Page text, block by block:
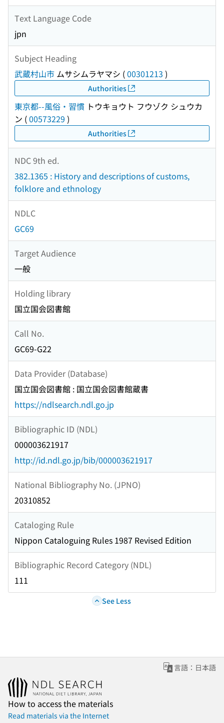
Text Language Code
jpn
Subject Heading
武蔵村山市 ムサシムラヤマシ (00301213 )
Authorities
東京都--風俗・習慣 トウキョウト フウゾク シュウカ
ン (00573229 )
Authorities
NDC 9th ed.
382.1365 : History and descriptions of customs,
folklore and ethnology
NDLC
GC69
Target Audience
一般
Holding library
国立国会図書館
Call No.
GC69-G22
Data Provider (Database)
国立国会図書館 : 国立国会図書館蔵書
https://ndlsearch.ndl.go.jp
Bibliographic ID (NDL)
000003621917
http://id.ndl.go.jp/bib/000003621917
National Bibliography No. (JPNO)
20310852
Cataloging Rule
Nippon Cataloguing Rules 1987 Revised Edition
Bibliographic Record Category (NDL)
111
See Less
言語：日本語
How to access the materials
Read materials via the Internet